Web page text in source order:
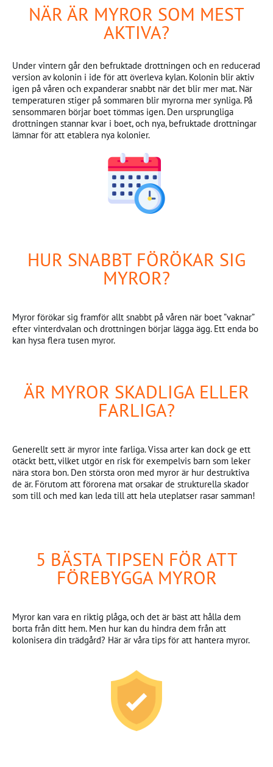
NÄR ÄR MYROR SOM MEST
AKTIVA?
Under vintern går den befruktade drottningen och en reducerad
version av kolonin i ide för att överleva kylan. Kolonin blir aktiv
igen på våren och expanderar snabbt när det blir mer mat. När
temperaturen stiger på sommaren blir myrorna mer synliga. På
sensommaren börjar boet tömmas igen. Den ursprungliga
drottningen stannar kvar i boet, och nya, befruktade drottningar
lämnar för att etablera nya kolonier.
HUR SNABBT FÖRÖKAR SIG
MYROR?
Myror förökar sig framför allt snabbt på våren när boet ”vaknar”
efter vinterdvalan och drottningen börjar lägga ägg. Ett enda bo
kan hysa flera tusen myror.
ÄR MYROR SKADLIGA ELLER
FARLIGA?
Generellt sett är myror inte farliga. Vissa arter kan dock ge ett
otäckt bett, vilket utgör en risk för exempelvis barn som leker
nära stora bon. Den största oron med myror är hur destruktiva
de är. Förutom att förorena mat orsakar de strukturella skador
som till och med kan leda till att hela uteplatser rasar samman!
5 BÄSTA TIPSEN FÖR ATT
FÖREBYGGA MYROR
Myror kan vara en riktig plåga, och det är bäst att hålla dem
borta från ditt hem. Men hur kan du hindra dem från att
kolonisera din trädgård? Här är våra tips för att hantera myror.